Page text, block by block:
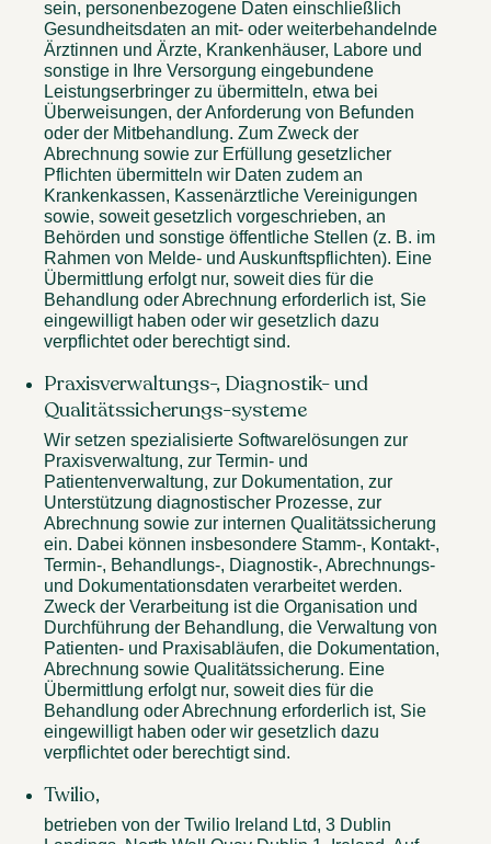
sein, personenbezogene Daten einschließlich
Gesundheitsdaten an mit- oder weiterbehandelnde
Ärztinnen und Ärzte, Krankenhäuser, Labore und
sonstige in Ihre Versorgung eingebundene
Leistungserbringer zu übermitteln, etwa bei
Überweisungen, der Anforderung von Befunden
oder der Mitbehandlung. Zum Zweck der
Abrechnung sowie zur Erfüllung gesetzlicher
Pflichten übermitteln wir Daten zudem an
Krankenkassen, Kassenärztliche Vereinigungen
sowie, soweit gesetzlich vorgeschrieben, an
Behörden und sonstige öffentliche Stellen (z. B. im
Rahmen von Melde- und Auskunftspflichten). Eine
Übermittlung erfolgt nur, soweit dies für die
Behandlung oder Abrechnung erforderlich ist, Sie
eingewilligt haben oder wir gesetzlich dazu
verpflichtet oder berechtigt sind.
Praxisverwaltungs-, Diagnostik- und
Qualitätssicherungs-systeme
Wir setzen spezialisierte Softwarelösungen zur
Praxisverwaltung, zur Termin- und
Patientenverwaltung, zur Dokumentation, zur
Unterstützung diagnostischer Prozesse, zur
Abrechnung sowie zur internen Qualitätssicherung
ein. Dabei können insbesondere Stamm-, Kontakt-,
Termin-, Behandlungs-, Diagnostik-, Abrechnungs-
und Dokumentationsdaten verarbeitet werden.
Zweck der Verarbeitung ist die Organisation und
Durchführung der Behandlung, die Verwaltung von
Patienten- und Praxisabläufen, die Dokumentation,
Abrechnung sowie Qualitätssicherung. Eine
Übermittlung erfolgt nur, soweit dies für die
Behandlung oder Abrechnung erforderlich ist, Sie
eingewilligt haben oder wir gesetzlich dazu
verpflichtet oder berechtigt sind.
Twilio,
betrieben von der Twilio Ireland Ltd, 3 Dublin